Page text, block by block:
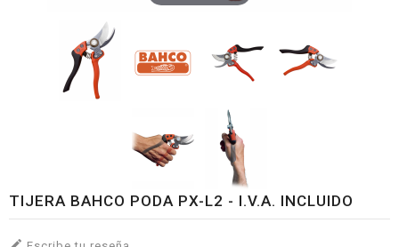
TIJERA BAHCO PODA PX-L2 - I.V.A. INCLUIDO